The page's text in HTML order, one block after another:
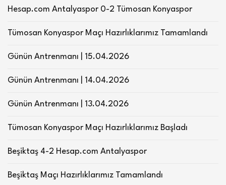
Hesap.com Antalyaspor 0-2 Tümosan Konyaspor
Tümosan Konyaspor Maçı Hazırlıklarımız Tamamlandı
Günün Antrenmanı | 15.04.2026
Günün Antrenmanı | 14.04.2026
Günün Antrenmanı | 13.04.2026
Tümosan Konyaspor Maçı Hazırlıklarımız Başladı
Beşiktaş 4-2 Hesap.com Antalyaspor
Beşiktaş Maçı Hazırlıklarımız Tamamlandı